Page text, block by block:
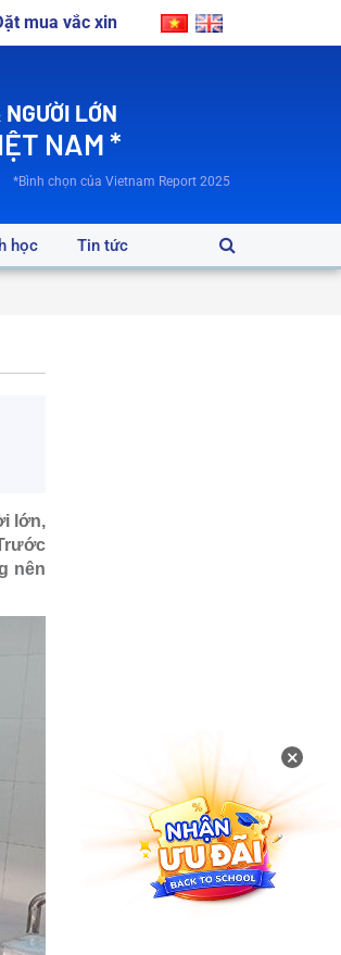
mua vắc xin
LỚN
NAM *
*Bình chọn của Vietnam Report 2025
học Tin tức
lớn,
nên
×